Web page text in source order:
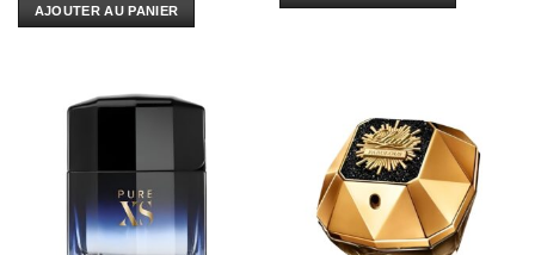
AJOUTER AU PANIER